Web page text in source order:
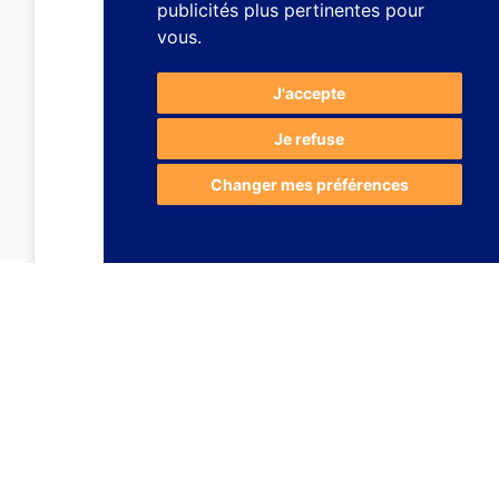
publicités plus pertinentes pour
vous.
J'accepte
Je refuse
Changer mes préférences